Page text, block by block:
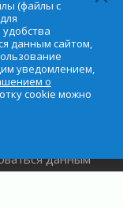
(файлы с
для
удобства
данным
на
(файлы с
данным сайтом,
уведомлением,
о
cookie можно